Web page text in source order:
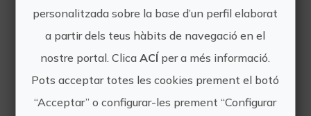
Lloguer d'embarcació sense títol a Santa Pola
personalitzada sobre la base d’un perfil elaborat
a partir dels teus hàbits de navegació en el
nostre portal. ClicaACÍper a més informació.
Pots acceptar totes les cookies prement el botó
“Acceptar” o configurar-les prement “Configurar